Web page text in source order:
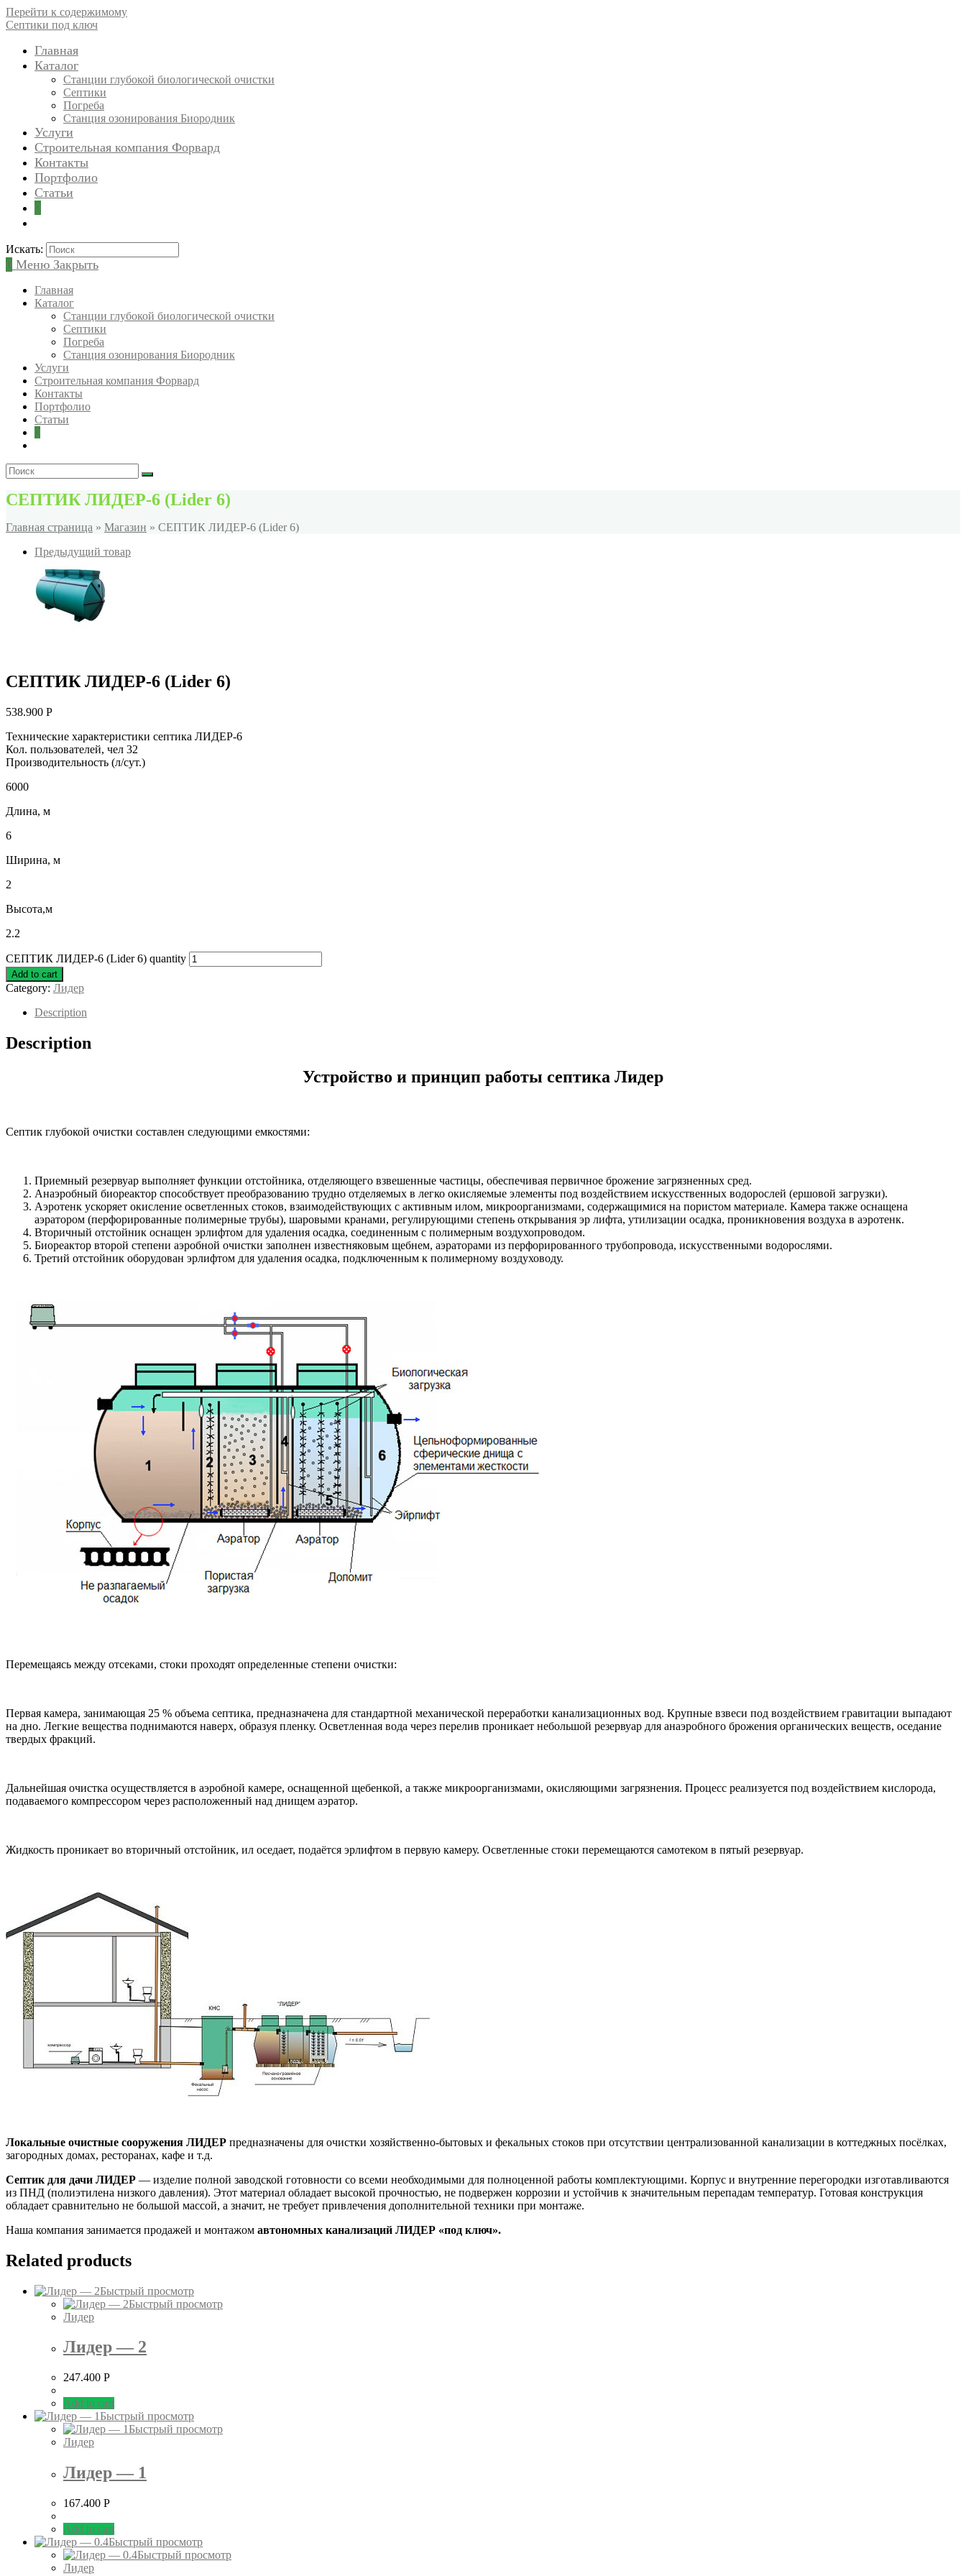
Перейти к содержимому
Септики под ключ
Главная
Каталог
Станции глубокой биологической очистки
Септики
Погреба
Станция озонирования Биородник
Услуги
Строительная компания Форвард
Контакты
Портфолио
Статьи
0
Искать:
0 Меню Закрыть
Главная
Каталог
Станции глубокой биологической очистки
Септики
Погреба
Станция озонирования Биородник
Услуги
Строительная компания Форвард
Контакты
Портфолио
Статьи
0
СЕПТИК ЛИДЕР-6 (Lider 6)
Главная страница » Магазин » СЕПТИК ЛИДЕР-6 (Lider 6)
Предыдущий товар
СЕПТИК ЛИДЕР-6 (Lider 6)
538.900 Р
Технические характеристики септика ЛИДЕР-6
Кол. пользователей, чел 32
Производительность (л/сут.)
6000
Длина, м
6
Ширина, м
2
Высота,м
2.2
СЕПТИК ЛИДЕР-6 (Lider 6) quantity
Add to cart
Category: Лидер
Description
Description
Устройство и принцип работы септика Лидер
Септик глубокой очистки составлен следующими емкостями:
Приемный резервуар выполняет функции отстойника, отделяющего взвешенные частицы, обеспечивая первичное брожение загрязненных сред.
Анаэробный биореактор способствует преобразованию трудно отделяемых в легко окисляемые элементы под воздействием искусственных водорослей (ершовой загрузки).
Аэротенк ускоряет окисление осветленных стоков, взаимодействующих с активным илом, микроорганизмами, содержащимися на пористом материале. Камера также оснащена
аэратором (перфорированные полимерные трубы), шаровыми кранами, регулирующими степень открывания эр лифта, утилизации осадка, проникновения воздуха в аэротенк.
Вторичный отстойник оснащен эрлифтом для удаления осадка, соединенным с полимерным воздухопроводом.
Биореактор второй степени аэробной очистки заполнен известняковым щебнем, аэраторами из перфорированного трубопровода, искусственными водорослями.
Третий отстойник оборудован эрлифтом для удаления осадка, подключенным к полимерному воздуховоду.
Перемещаясь между отсеками, стоки проходят определенные степени очистки:
Первая камера, занимающая 25 % объема септика, предназначена для стандартной механической переработки канализационных вод. Крупные взвеси под воздействием гравитации выпадают
на дно. Легкие вещества поднимаются наверх, образуя пленку. Осветленная вода через перелив проникает небольшой резервуар для анаэробного брожения органических веществ, оседание
твердых фракций.
Дальнейшая очистка осуществляется в аэробной камере, оснащенной щебенкой, а также микроорганизмами, окисляющими загрязнения. Процесс реализуется под воздействием кислорода,
подаваемого компрессором через расположенный над днищем аэратор.
Жидкость проникает во вторичный отстойник, ил оседает, подаётся эрлифтом в первую камеру. Осветленные стоки перемещаются самотеком в пятый резервуар.
Локальные очистные сооружения ЛИДЕР предназначены для очистки хозяйственно-бытовых и фекальных стоков при отсутствии централизованной канализации в коттеджных посёлках,
загородных домах, ресторанах, кафе и т.д.
Септик для дачи ЛИДЕР — изделие полной заводской готовности со всеми необходимыми для полноценной работы комплектующими. Корпус и внутренние перегородки изготавливаются
из ПНД (полиэтилена низкого давления). Этот материал обладает высокой прочностью, не подвержен коррозии и устойчив к значительным перепадам температур. Готовая конструкция
обладает сравнительно не большой массой, а значит, не требует привлечения дополнительной техники при монтаже.
Наша компания занимается продажей и монтажом автономных канализаций ЛИДЕР «под ключ».
Related products
Быстрый просмотр
Быстрый просмотр
Лидер
Лидер — 2
247.400 Р
Add to cart
Быстрый просмотр
Быстрый просмотр
Лидер
Лидер — 1
167.400 Р
Add to cart
Быстрый просмотр
Быстрый просмотр
Лидер